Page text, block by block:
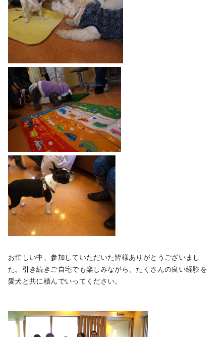
お忙しい中、参加していただいた皆様ありがとうございまし
た。引き続きご自宅でも楽しみながら、たくさんの良い経験を
愛犬と共に積んでいってください。